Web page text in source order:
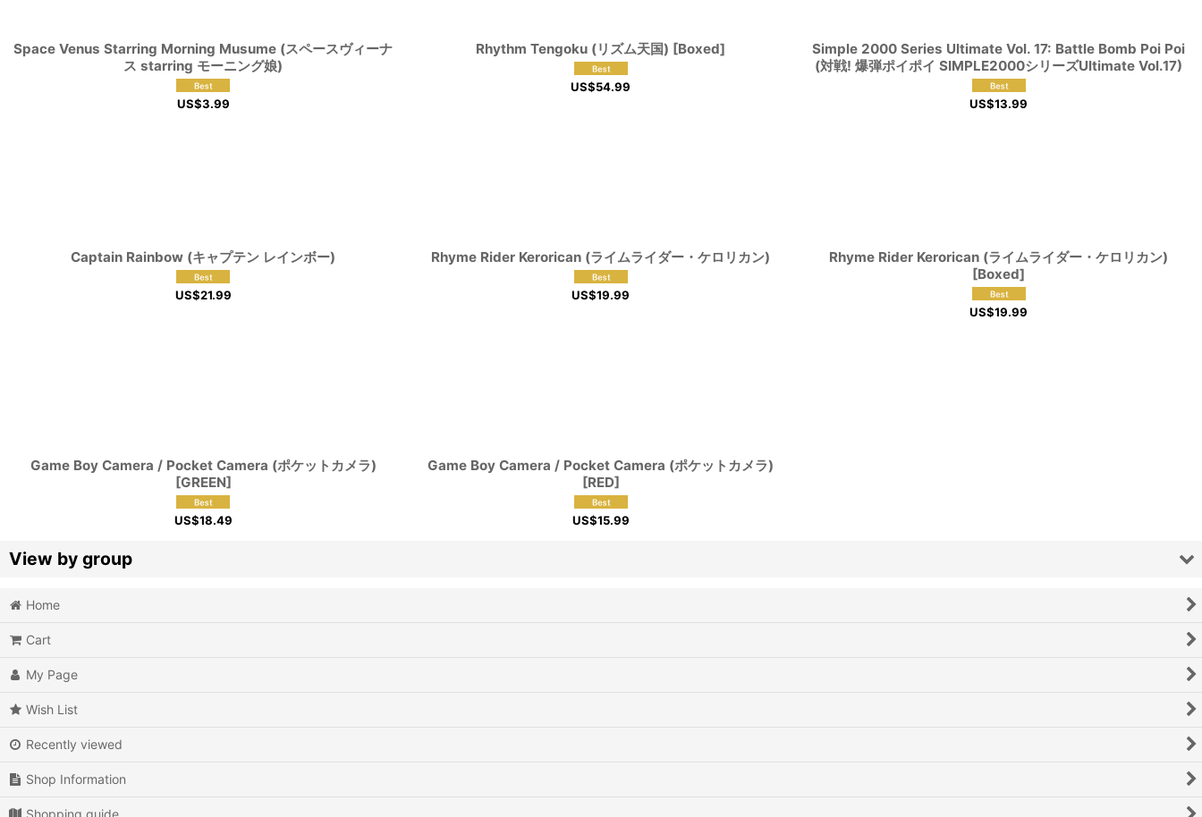
Space Venus Starring Morning Musume (スペースヴィーナ
ス starring モーニング娘)
US$3.99
Rhythm Tengoku (リズム天国) [Boxed]
US$54.99
Simple 2000 Series Ultimate Vol. 17: Battle Bomb Poi Poi
(対戦! 爆弾ポイポイ SIMPLE2000シリーズUltimate Vol.17)
US$13.99
Captain Rainbow (キャプテン レインボー)
US$21.99
Rhyme Rider Kerorican (ライムライダー・ケロリカン)
US$19.99
Rhyme Rider Kerorican (ライムライダー・ケロリカン)
[Boxed]
US$19.99
Game Boy Camera / Pocket Camera (ポケットカメラ)
[GREEN]
US$18.49
Game Boy Camera / Pocket Camera (ポケットカメラ)
[RED]
US$15.99
View by group
Action
Action RPG
Adventure
Home
Cart
My Page
Wish List
Recently viewed
Shop Information
Shopping guide